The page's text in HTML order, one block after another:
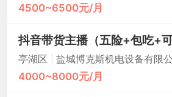
4500~6500元/月
抖音带货主播（五险+包吃+可
亭湖区
盐城博克斯机电设备有限
4000~8000元/月